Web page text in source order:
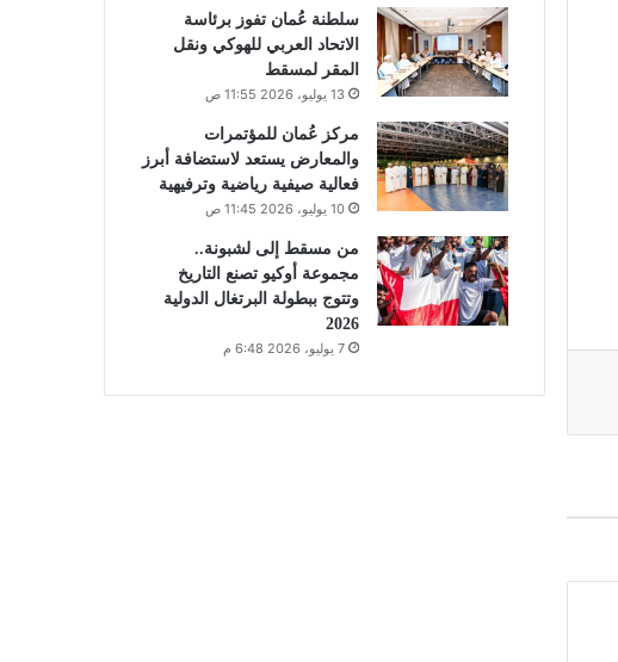
سلطنة عُمان تفوز برئاسة
الاتحاد العربي للهوكي ونقل
المقر لمسقط
13 يوليو، 2026 11:55 ص
مركز عُمان للمؤتمرات
والمعارض يستعد لاستضافة أبرز
فعالية صيفية رياضية وترفيهية
10 يوليو، 2026 11:45 ص
من مسقط إلى لشبونة..
مجموعة أوكيو تصنع التاريخ
وتتوج ببطولة البرتغال الدولية
2026
7 يوليو، 2026 6:48 م